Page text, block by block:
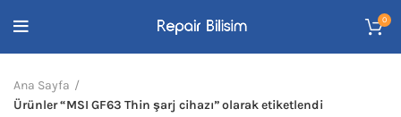
0
Ana Sayfa
Ürünler “MSI GF63 Thin şarj cihazı” olarak etiketlendi